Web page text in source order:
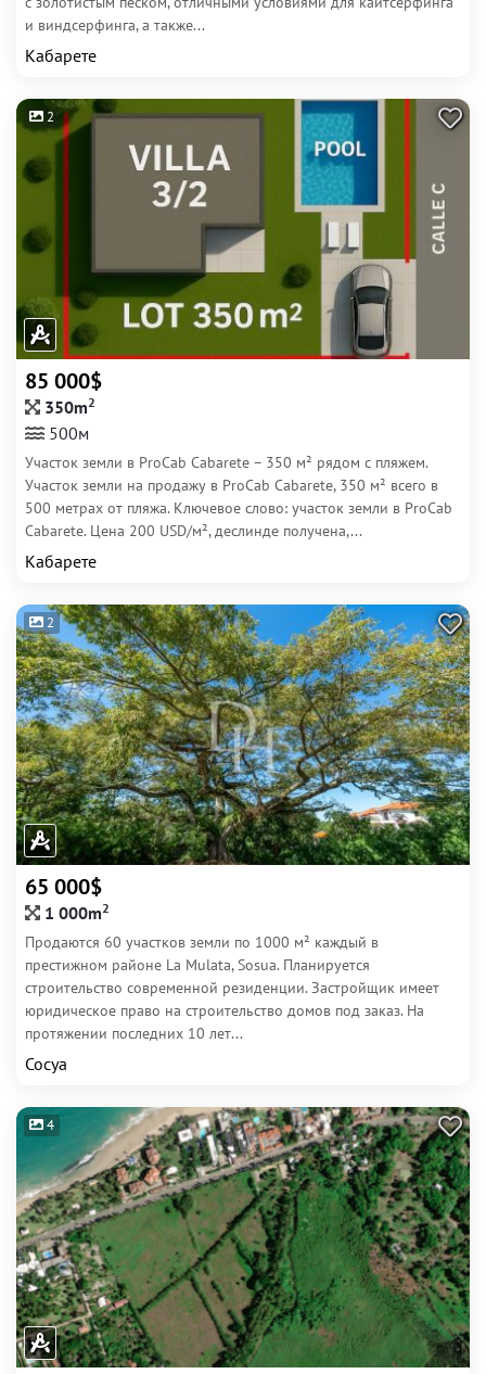
и виндсерфинга, а также...
Кабарете
2
85 000$
350m2
500м
Участок земли в ProCab Cabarete – 350 м² рядом с пляжем.
Участок земли на продажу в ProCab Cabarete, 350 м² всего в
500 метрах от пляжа. Ключевое слово: участок земли в ProCab
Cabarete. Цена 200 USD/м², деслинде получена,...
Кабарете
2
65 000$
1 000m2
Продаются 60 участков земли по 1000 м² каждый в
престижном районе La Mulata, Sosua. Планируется
строительство современной резиденции. Застройщик имеет
юридическое право на строительство домов под заказ. На
протяжении последних 10 лет...
Сосуа
4